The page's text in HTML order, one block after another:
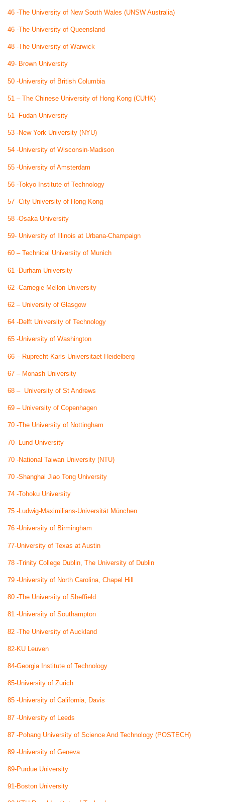
46 -The University of New South Wales (UNSW Australia)
46 -The University of Queensland
48 -The University of Warwick
49- Brown University
50 -University of British Columbia
51 – The Chinese University of Hong Kong (CUHK)
51 -Fudan University
53 -New York University (NYU)
54 -University of Wisconsin-Madison
55 -University of Amsterdam
56 -Tokyo Institute of Technology
57 -City University of Hong Kong
58 -Osaka University
59- University of Illinois at Urbana-Champaign
60 – Technical University of Munich
61 -Durham University
62 -Carnegie Mellon University
62 – University of Glasgow
64 -Delft University of Technology
65 -University of Washington
66 – Ruprecht-Karls-Universitaet Heidelberg
67 – Monash University
68 – University of St Andrews
69 – University of Copenhagen
70 -The University of Nottingham
70- Lund University
70 -National Taiwan University (NTU)
70 -Shanghai Jiao Tong University
74 -Tohoku University
75 -Ludwig-Maximilians-Universität München
76 -University of Birmingham
77-University of Texas at Austin
78 -Trinity College Dublin, The University of Dublin
79 -University of North Carolina, Chapel Hill
80 -The University of Sheffield
81 -University of Southampton
82 -The University of Auckland
82-KU Leuven
84-Georgia Institute of Technology
85-University of Zurich
85 -University of California, Davis
87 -University of Leeds
87 -Pohang University of Science And Technology (POSTECH)
89 -University of Geneva
89-Purdue University
91-Boston University